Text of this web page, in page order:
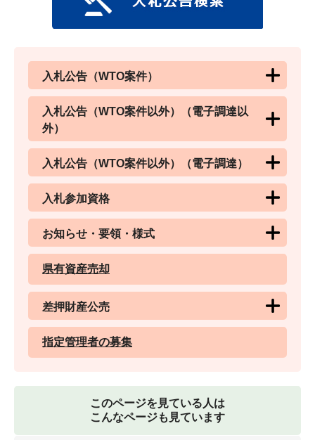
入札公告（WTO案件）
入札公告（WTO案件以外）（電子調達以
外）
入札公告（WTO案件以外）（電子調達）
入札参加資格
お知らせ・要領・様式
県有資産売却
差押財産公売
指定管理者の募集
このページを見ている人は
こんなページも見ています